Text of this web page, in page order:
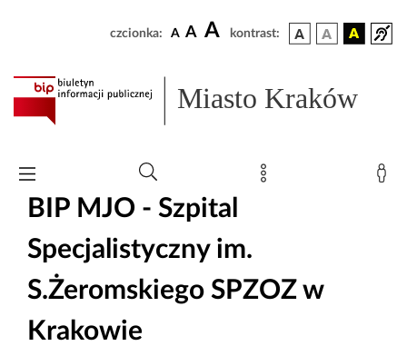
czcionka: A A A kontrast:
Miasto Kraków
BIP MJO - Szpital
Specjalistyczny im.
S.Żeromskiego SPZOZ w
Krakowie